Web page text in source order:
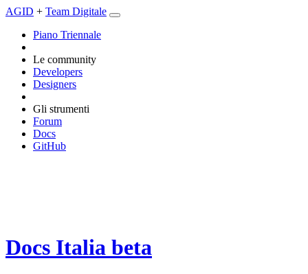
AGID + Team Digitale
Piano Triennale
Le community
Developers
Designers
Gli strumenti
Forum
Docs
GitHub
Docs Italia beta